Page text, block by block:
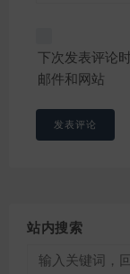
下次发表评论
邮件和网站
站内搜索